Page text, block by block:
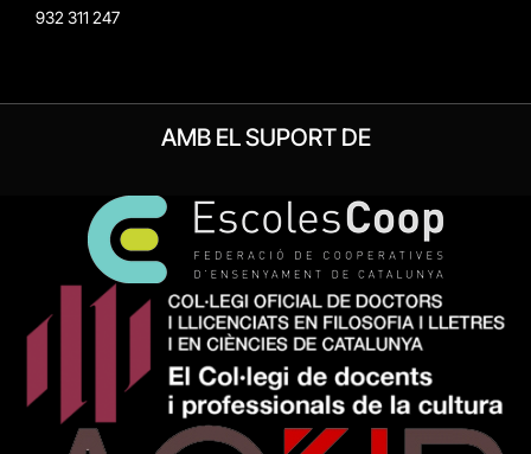
932 311 247
AMB EL SUPORT DE